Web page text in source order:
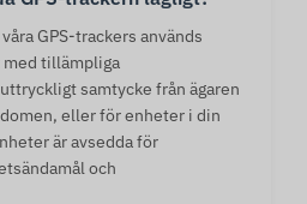
GPS-trackers används
tillämpliga
samtycke från ägaren
eller för enheter i din
är avsedda för
och